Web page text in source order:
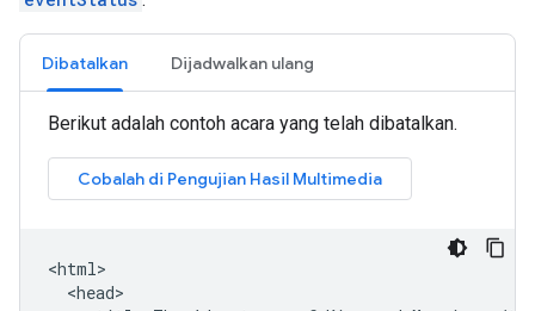
Dibatalkan Dijadwalkan ulang
Berikut adalah contoh acara yang telah dibatalkan.
<html>
  <head>